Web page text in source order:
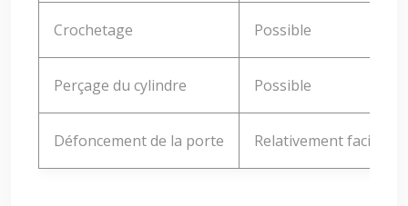
Crochetage Possible
Perçage du cylindre Possible
Défoncement de la porte Relativement facile